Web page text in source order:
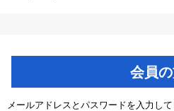
会員
メールアドレスとパスワードを入力して